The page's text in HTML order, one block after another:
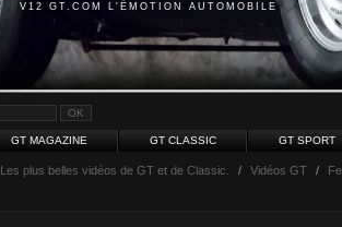
V12 GT.COM L'ÉMOTION AUTOMOBILE
GT MAGAZINE GT CLASSIC GT SPORT
Les plus belles vidéos de GT et de Classic. / Vidéos GT /